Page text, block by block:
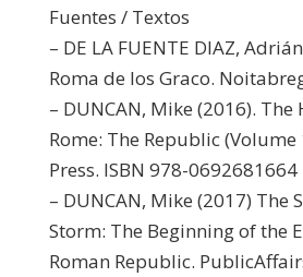
Fuentes / Textos
– DE LA FUENTE DIAZ,
Roma de los Graco.
– DUNCAN, Mike (2016).
Rome: The Republic
Press. ISBN 978-0692681664
– DUNCAN, Mike (2017) The
Storm: The Beginning of the
Roman Republic.